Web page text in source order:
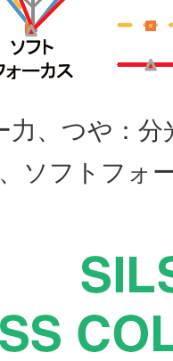
力、つや：
ソフトフォ